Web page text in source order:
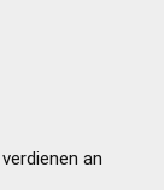
an